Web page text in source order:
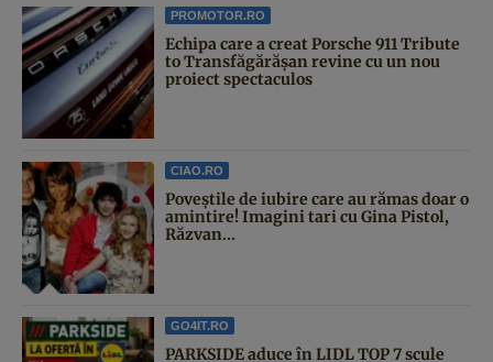
PROMOTOR.RO
Echipa care a creat Porsche 911 Tribute
to Transfăgărășan revine cu un nou
proiect spectaculos
CIAO.RO
Poveştile de iubire care au rămas doar o
amintire! Imagini tari cu Gina Pistol,
Răzvan...
GO4IT.RO
PARKSIDE aduce în LIDL TOP 7 scule